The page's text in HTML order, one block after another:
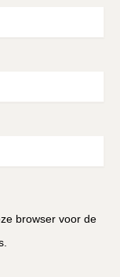
browser voor de